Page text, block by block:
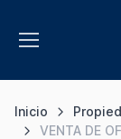
Inicio
VENTA DE